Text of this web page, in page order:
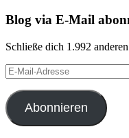
Blog via E-Mail
Schließe dich 1.992
E-
Mail-
Adresse
Abonnieren